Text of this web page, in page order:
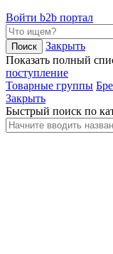
Войти b2b портал
Закрыть
Показать полный
поступление
Товарные группы
Закрыть
Быстрый поиск по